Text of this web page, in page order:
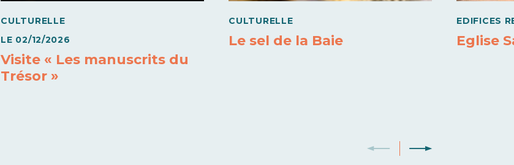
CULTURELLE
LE 02/12/2026
Visite « Les manuscrits du
Trésor »
CULTURELLE
Le sel de la Baie
EDIFICES
Eglise